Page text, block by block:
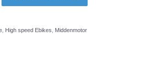
High speed Ebikes Middenmotor